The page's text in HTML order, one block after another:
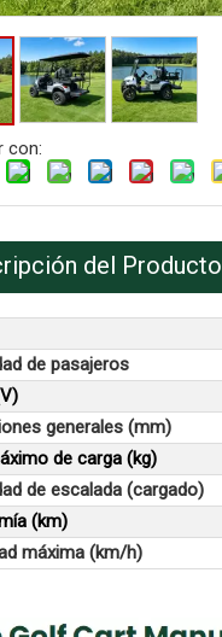
con:
del Producto
de pasajeros
generales (mm)
de carga (kg)
de escalada (cargado)
(km)
máxima (km/h)